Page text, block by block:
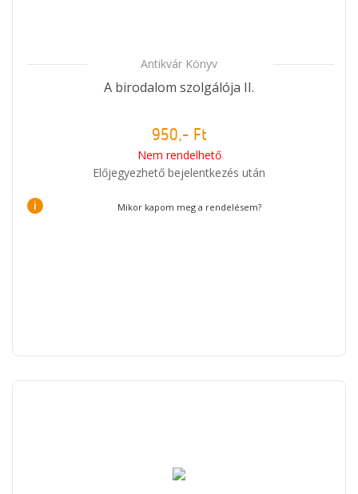
Antikvár Könyv
A birodalom szolgálója II.
950,- Ft
Nem rendelhető
Előjegyezhető bejelentkezés után
i Mikor kapom meg a rendelésem?